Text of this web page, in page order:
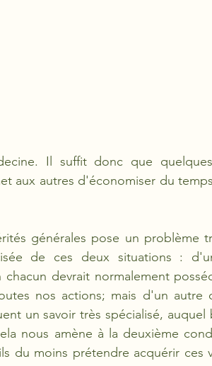
Il suffit donc que
aux autres d'économiser du
générales pose un problème
de ces deux situations :
devrait normalement
nos actions; mais d'un
un savoir très spécialisé,
nous amène à la deuxième
du moins prétendre acquérir ces